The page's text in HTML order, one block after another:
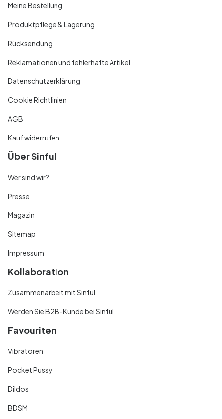
Meine Bestellung
Produktpflege & Lagerung
Rücksendung
Reklamationen und fehlerhafte Artikel
Datenschutzerklärung
Cookie Richtlinien
AGB
Kauf widerrufen
Über Sinful
Wer sind wir?
Presse
Magazin
Sitemap
Impressum
Kollaboration
Zusammenarbeit mit Sinful
Werden Sie B2B-Kunde bei Sinful
Favouriten
Vibratoren
Pocket Pussy
Dildos
BDSM